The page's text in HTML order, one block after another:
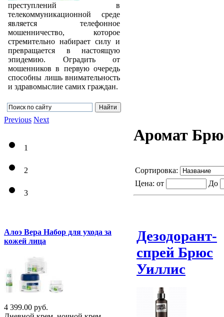
преступлений в
телекоммуникационной среде
является телефонное
мошенничество, которое
стремительно набирает силу и
превращается в настоящую
эпидемию. Оградить от
мошенников в первую очередь
способны лишь внимательность
и здравомыслие самих граждан.
Аромат
Сортировка:
Цена: от До
Дезодорант-
спрей Брюс
Уиллис
Previous Next
1
2
3
Алоэ Вера Набор для ухода за
кожей лица
4 399.00 руб.